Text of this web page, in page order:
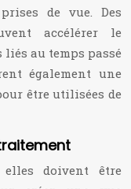
de vue. Des
accélérer le
au temps passé
également une
être utilisées de
doivent être